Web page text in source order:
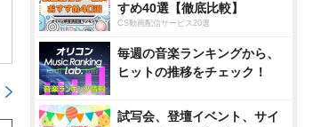
すめ40選【徹底比較】
CS動画配信サービス20選
毎週の音楽ランキングから、
ヒットの推移をチェック！
試写会、登壇イベント、サイ